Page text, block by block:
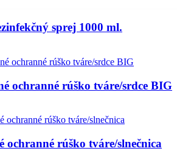
sprej 1000 ml.
ochranné rúško tváre/srdce BIG
ochranné rúško tváre/slnečnica